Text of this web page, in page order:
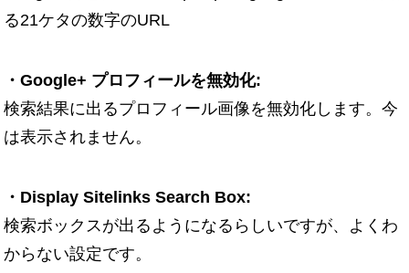
る21ケタの数字のURL
・Google+ プロフィールを無効化:
検索結果に出るプロフィール画像を無効化します。今
は表示されません。
・Display Sitelinks Search Box:
検索ボックスが出るようになるらしいですが、よくわ
からない設定です。